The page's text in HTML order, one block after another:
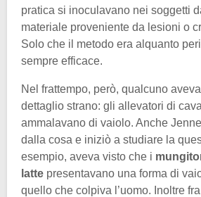
pratica si inoculavano nei soggetti
materiale proveniente da lesioni o
Solo che il metodo era alquanto
sempre efficace.
Nel frattempo, però, qualcuno
dettaglio strano: gli allevatori di
ammalavano di vaiolo. Anche
dalla cosa e iniziò a studiare la
esempio, aveva visto che i
latte presentavano una forma di
quello che colpiva l’uomo. Inoltre